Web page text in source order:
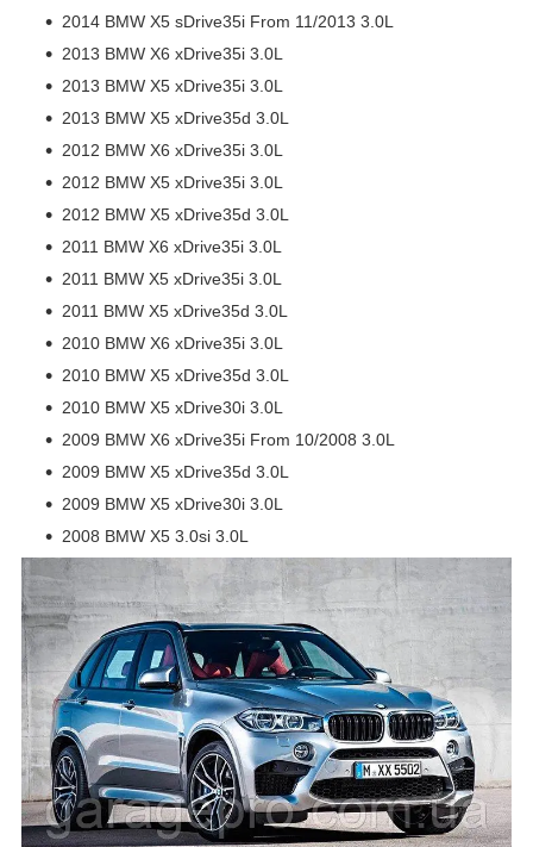
2014 BMW X5 sDrive35i From 11/2013 3.0L
2013 BMW X6 xDrive35i 3.0L
2013 BMW X5 xDrive35i 3.0L
2013 BMW X5 xDrive35d 3.0L
2012 BMW X6 xDrive35i 3.0L
2012 BMW X5 xDrive35i 3.0L
2012 BMW X5 xDrive35d 3.0L
2011 BMW X6 xDrive35i 3.0L
2011 BMW X5 xDrive35i 3.0L
2011 BMW X5 xDrive35d 3.0L
2010 BMW X6 xDrive35i 3.0L
2010 BMW X5 xDrive35d 3.0L
2010 BMW X5 xDrive30i 3.0L
2009 BMW X6 xDrive35i From 10/2008 3.0L
2009 BMW X5 xDrive35d 3.0L
2009 BMW X5 xDrive30i 3.0L
2008 BMW X5 3.0si 3.0L